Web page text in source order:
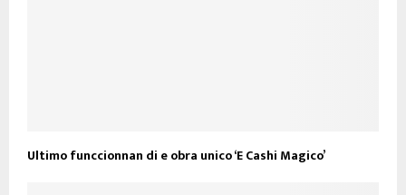
Ultimo funccionnan di e obra unico ‘E Cashi Magico’